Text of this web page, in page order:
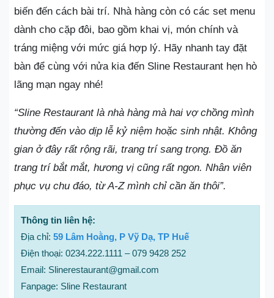
biến đến cách bài trí. Nhà hàng còn có các set menu
dành cho cặp đôi, bao gồm khai vị, món chính và
tráng miệng với mức giá hợp lý. Hãy nhanh tay đặt
bàn để cùng với nửa kia đến Sline Restaurant hẹn hò
lãng mạn ngay nhé!
“Sline Restaurant là nhà hàng mà hai vợ chồng mình
thường đến vào dịp lễ kỷ niệm hoặc sinh nhật. Không
gian ở đây rất rộng rãi, trang trí sang trọng. Đồ ăn
trang trí bắt mắt, hương vị cũng rất ngon. Nhân viên
phục vụ chu đáo, từ A-Z mình chỉ cần ăn thôi”.
Thông tin liên hệ:
Địa chỉ: 59 Lâm Hoằng, P Vỹ Dạ, TP Huế
Điện thoại: 0234.222.1111 – 079 9428 252
Email: Slinerestaurant@gmail.com
Fanpage: Sline Restaurant